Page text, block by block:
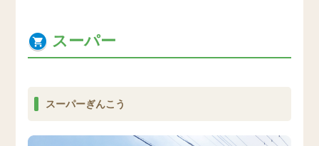
スーパー
スーパーぎんこう